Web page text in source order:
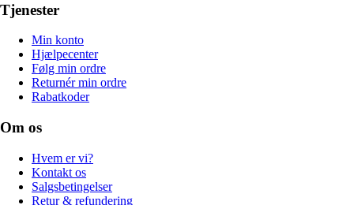
Tjenester
Min konto
Hjælpecenter
Følg min ordre
Returnér min ordre
Rabatkoder
Om os
Hvem er vi?
Kontakt os
Salgsbetingelser
Retur & refundering